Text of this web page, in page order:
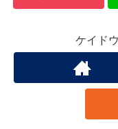
ケイド